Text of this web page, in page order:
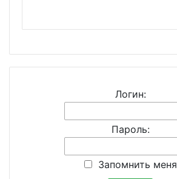
Логин:
Пароль:
Запомнить меня